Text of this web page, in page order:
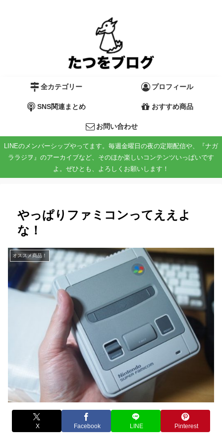
全カテゴリー プロフィール
SNS関連まとめ おすすめ商品
お問い合わせ
LINEのメンバーシップやってます。毎週金曜日の夜の定期配信や、『ナガ
ララジヲ』のアーカイブなど、そのほか楽しいコンテンツいっぱいです
よ。ぜひとも、よろしくお願いします！
やっぱりファミコンってええよ
な！
オススメ商品！
X Facebook LINE Pinterest